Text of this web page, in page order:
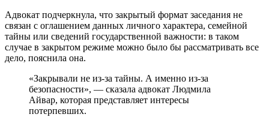
Адвокат подчеркнула, что закрытый формат заседания не
связан с оглашением данных личного характера, семейной
тайны или сведений государственной важности: в таком
случае в закрытом режиме можно было бы рассматривать все
дело, пояснила она.
«Закрывали не из-за тайны. А именно из-за
безопасности», — сказала адвокат Людмила
Айвар, которая представляет интересы
потерпевших.